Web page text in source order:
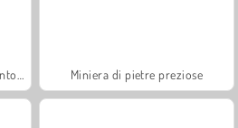
Miniera di pietre preziose